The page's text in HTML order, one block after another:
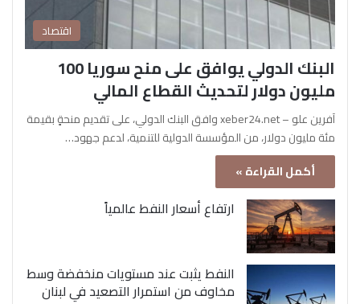
اقتصاد
البنك الدولي يوافق على منح سوريا 100
مليون دولار لتحديث القطاع المالي
آفرين علو – xeber24.net وافق البنك الدولي، على تقديم منحةٍ بقيمة
مئة مليون دولار، من المؤسسة الدولية للتنمية، لدعم جهود…
أكمل القراءة »
ارتفاع أسعار النفط عالمياً
النفط يثبت عند مستويات منخفضة وسط
مخاوف من استمرار التصعيد في لبنان